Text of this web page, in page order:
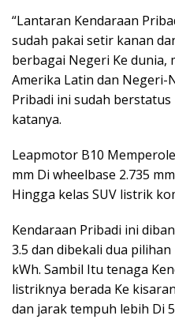
“Lantaran Kendaraan
sudah pakai setir kanan
berbagai Negeri Ke dunia,
Amerika Latin dan Negeri-
Pribadi ini sudah
katanya.
Leapmotor B10
mm Di wheelbase 2.735
Hingga kelas SUV listrik
Kendaraan Pribadi ini
3.5 dan dibekali dua
kWh. Sambil Itu tenaga
listriknya berada Ke
dan jarak tempuh lebih Di